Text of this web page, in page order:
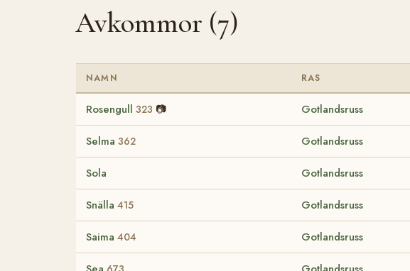
Avkommor (7)
NAMN RAS
Rosengull 323 📷 Gotlandsruss
Selma 362 Gotlandsruss
Sola Gotlandsruss
Snälla 415 Gotlandsruss
Saima 404 Gotlandsruss